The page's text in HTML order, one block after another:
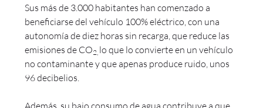
Sus más de 3.000 habitantes han comenzado a
beneficiarse del vehículo 100% eléctrico, con una
autonomía de diez horas sin recarga, que reduce las
emisiones de CO2, lo que lo convierte en un vehículo
no contaminante y que apenas produce ruido, unos
96 decibelios.